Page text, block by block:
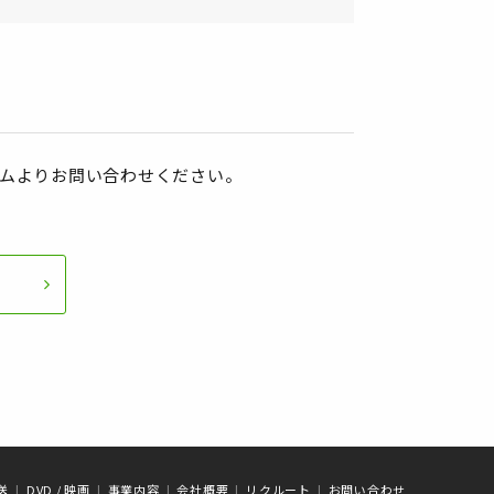
よりお問い合わせください。
DVD / 映画 事業内容 会社概要 リクルート お問い合わせ